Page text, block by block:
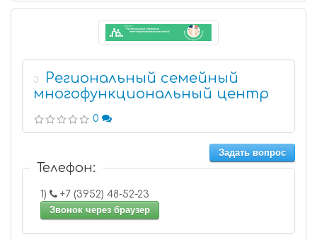
3
Региональный семейный
многофункциональный центр
0
Задать вопрос
Телефон:
1)
+7 (3952) 48-52-23
Звонок через браузер